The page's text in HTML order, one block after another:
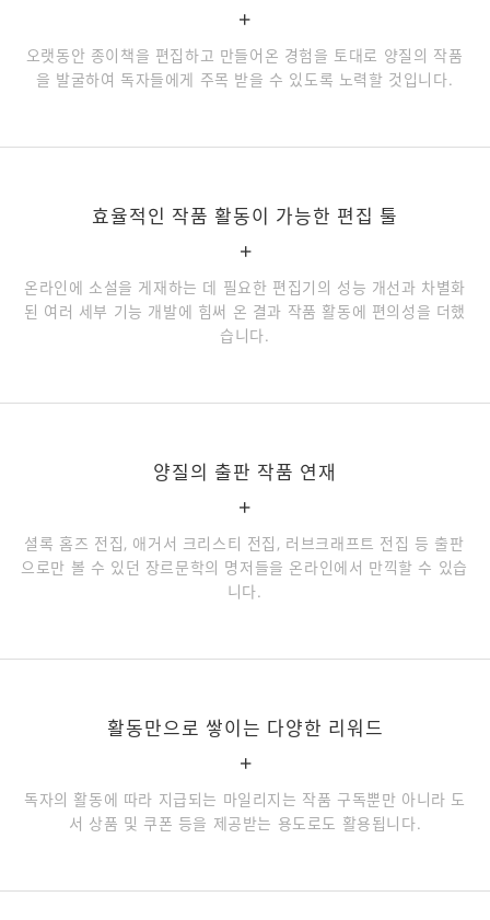
+
오랫동안 종이책을 편집하고 만들어온 경험을 토대로 양질의 작품
을 발굴하여 독자들에게 주목 받을 수 있도록 노력할 것입니다.
효율적인 작품 활동이 가능한 편집 툴
+
온라인에 소설을 게재하는 데 필요한 편집기의 성능 개선과 차별화
된 여러 세부 기능 개발에 힘써 온 결과 작품 활동에 편의성을 더했
습니다.
양질의 출판 작품 연재
+
셜록 홈즈 전집, 애거서 크리스티 전집, 러브크래프트 전집 등 출판
으로만 볼 수 있던 장르문학의 명저들을 온라인에서 만끽할 수 있습
니다.
활동만으로 쌓이는 다양한 리워드
+
독자의 활동에 따라 지급되는 마일리지는 작품 구독뿐만 아니라 도
서 상품 및 쿠폰 등을 제공받는 용도로도 활용됩니다.